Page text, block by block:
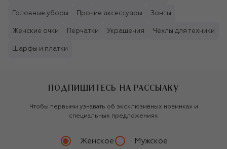
Головные уборы Прочие аксессуары Зонты
Женские очки Перчатки Украшения Чехлы для техники
Шарфы и платки
ПОДПИШИТЕСЬ НА РАССЫЛКУ
Чтобы первыми узнавать об эксклюзивных новинках и
специальных предложениях
Женское Мужское